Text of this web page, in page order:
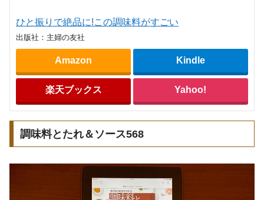
ひと振りで絶品に!この調味料がすごい
出版社：主婦の友社
Amazon Kindle
楽天ブックス Yahoo!
調味料とたれ＆ソース568